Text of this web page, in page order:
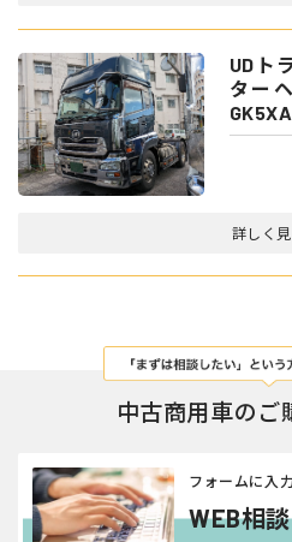
UDト
ター
詳しく
中古商用車のご
WEB相
フォームに入